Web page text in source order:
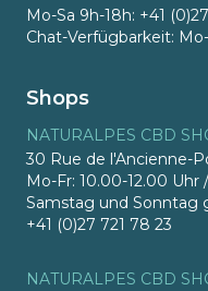
Mo-Sa 9h-18h: +41
Chat-Verfügbarkeit:
Shops
NATURALPES CBD
30 Rue de l'Ancienne-
Mo-Fr: 10.00-12.00 Uhr
Samstag und Sonntag
+41 (0)27 721 78 23
NATURALPES CBD